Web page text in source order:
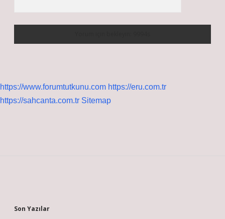
https://www.forumtutkunu.com https://eru.com.tr
https://sahcanta.com.tr Sitemap
Son Yazılar